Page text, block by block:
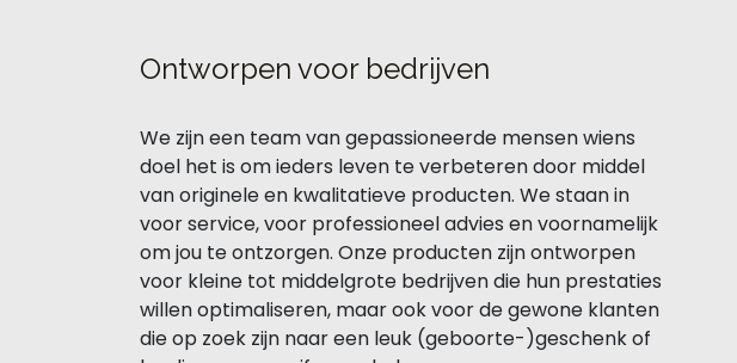
Ontworpen voor bedrijven
We zijn een team van gepassioneerde mensen wiens
doel het is om ieders leven te verbeteren door middel
van originele en kwalitatieve producten. We staan in
voor service, voor professioneel advies en voornamelijk
om jou te ontzorgen. Onze producten zijn ontworpen
voor kleine tot middelgrote bedrijven die hun prestaties
willen optimaliseren, maar ook voor de gewone klanten
die op zoek zijn naar een leuk (geboorte-)geschenk of